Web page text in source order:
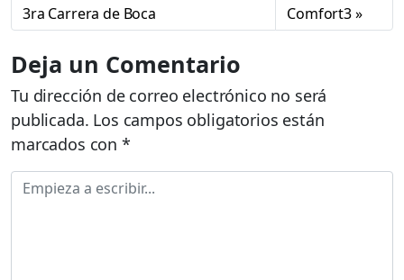
3ra Carrera de Boca
Comfort3
Deja un Comentario
Tu dirección de correo electrónico no será
publicada. Los campos obligatorios están
marcados con *